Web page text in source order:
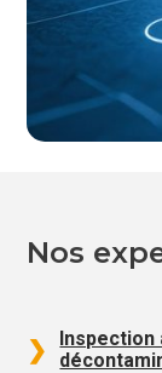
Nos
Inspection